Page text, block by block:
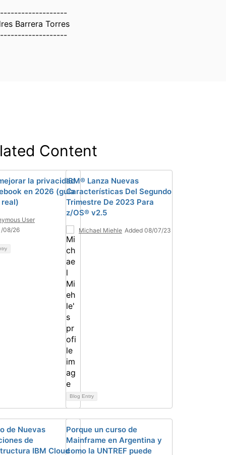
Barrera Torres
Content
la privacidad
en 2026 (guía
User
08/26
IBM® Lanza Nuevas
Características Del Segundo
Trimestre De 2023 Para
z/OS® v2.5
Michael Miehle Added 08/07/23
Blog Entry
de Nuevas
de
IBM Cloud
Porque un curso de
Mainframe en Argentina y
como la UNTREF puede